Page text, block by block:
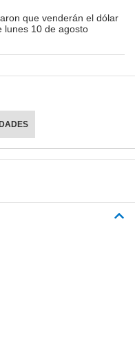
que venderán el dólar
lunes 10 de agosto